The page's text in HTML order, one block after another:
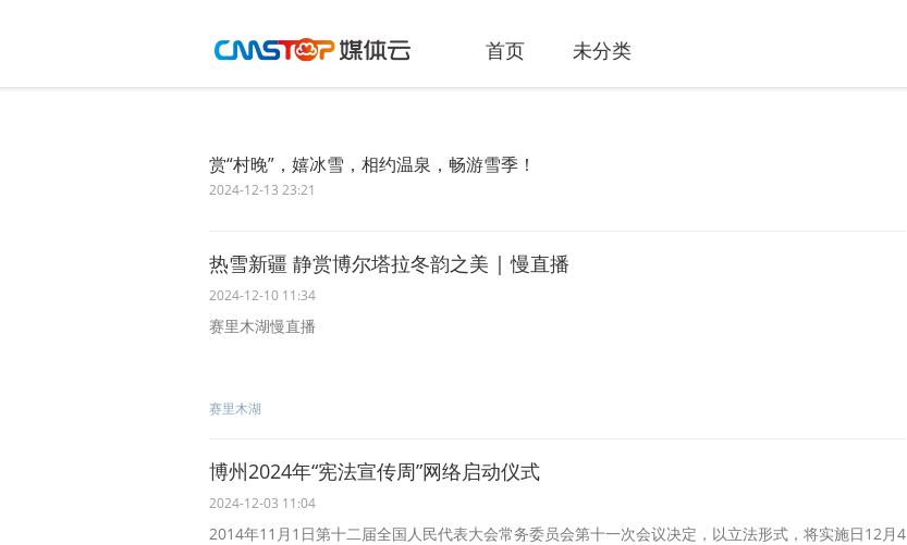
首页 未分类
赏“村晚”，嬉冰雪，相约温泉，畅游雪季！
2024-12-13 23:21
热雪新疆 静赏博尔塔拉冬韵之美 | 慢直播
2024-12-10 11:34
赛里木湖慢直播
赛里木湖
博州2024年“宪法宣传周”网络启动仪式
2024-12-03 11:04
2014年11月1日第十二届全国人民代表大会常务委员会第十一次会议决定，以立法形式，将实施日12月4